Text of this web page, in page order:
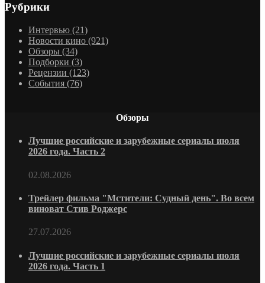
Рубрики
Интервью (21)
Новости кино (921)
Обзоры (34)
Подборки (3)
Рецензии (123)
События (76)
Обзоры
Лучшие российские и зарубежные сериалы июля
2026 года. Часть 2
02.08.2026
Трейлер фильма "Мстители: Судный день". Во всем
виноват Стив Роджерс
27.07.2026
Лучшие российские и зарубежные сериалы июля
2026 года. Часть 1